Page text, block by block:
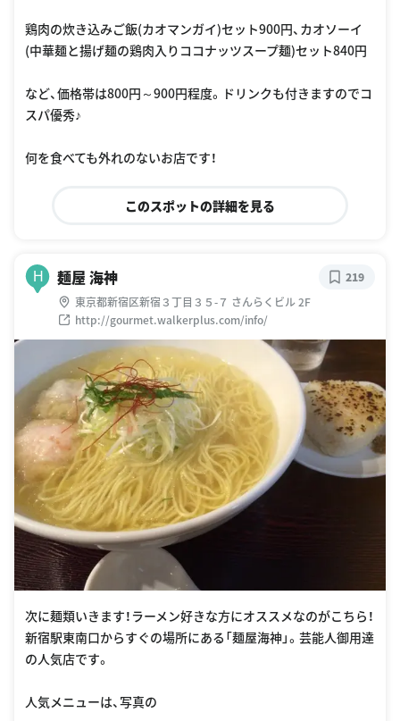
鶏肉の炊き込みご飯(カオマンガイ)セット900円、カオソーイ
(中華麺と揚げ麺の鶏肉入りココナッツスープ麺)セット840円
など、価格帯は800円～900円程度。ドリンクも付きますのでコ
スパ優秀♪
何を食べても外れのないお店です！
このスポットの詳細を見る
H 麺屋 海神
東京都新宿区新宿３丁目３５-７ さんらくビル 2F
http://gourmet.walkerplus.com/info/
219
次に麺類いきます！ラーメン好きな方にオススメなのがこちら！
新宿駅東南口からすぐの場所にある「麺屋海神」。芸能人御用達
の人気店です。
人気メニューは、写真の